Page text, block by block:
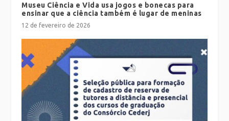
Museu Ciência e Vida usa jogos e bonecas para
ensinar que a ciência também é lugar de meninas
12 de fevereiro de 2026